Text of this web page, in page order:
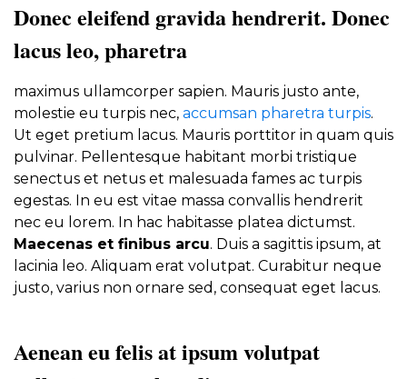
Donec eleifend gravida hendrerit. Donec
lacus leo, pharetra
maximus ullamcorper sapien. Mauris justo ante,
molestie eu turpis nec, accumsan pharetra turpis.
Ut eget pretium lacus. Mauris porttitor in quam quis
pulvinar. Pellentesque habitant morbi tristique
senectus et netus et malesuada fames ac turpis
egestas. In eu est vitae massa convallis hendrerit
nec eu lorem. In hac habitasse platea dictumst.
Maecenas et finibus arcu. Duis a sagittis ipsum, at
lacinia leo. Aliquam erat volutpat. Curabitur neque
justo, varius non ornare sed, consequat eget lacus.
Aenean eu felis at ipsum volutpat